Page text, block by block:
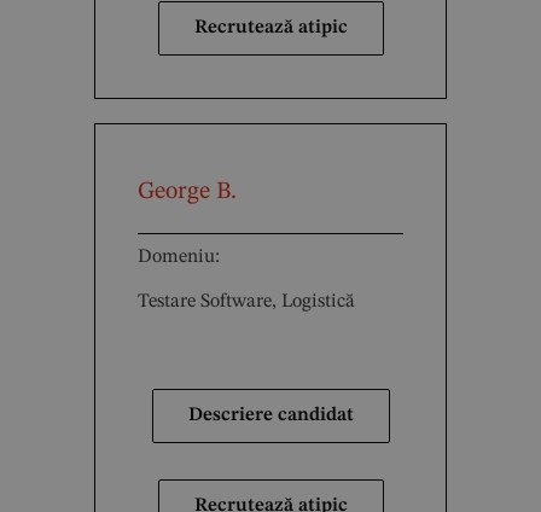
Recrutează atipic
George B.
Domeniu:
Testare Software, Logistică
Descriere candidat
Recrutează atipic